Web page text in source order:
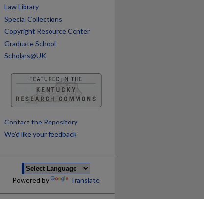
Law Library
Special Collections
Copyright Resource Center
Graduate School
Scholars@UK
Contact the Repository
We’d like your feedback
Powered by Translate